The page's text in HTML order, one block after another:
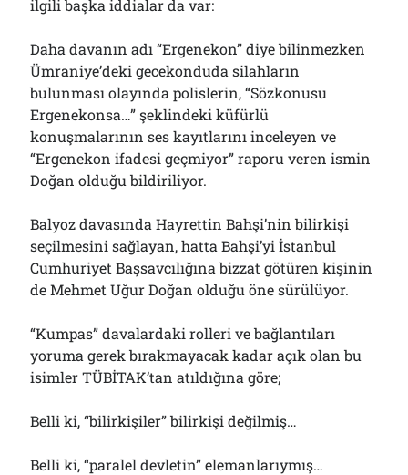
ilgili başka iddialar da var:
Daha davanın adı “Ergenekon” diye bilinmezken
Ümraniye’deki gecekonduda silahların
bulunması olayında polislerin, “Sözkonusu
Ergenekonsa…” şeklindeki küfürlü
konuşmalarının ses kayıtlarını inceleyen ve
“Ergenekon ifadesi geçmiyor” raporu veren ismin
Doğan olduğu bildiriliyor.
Balyoz davasında Hayrettin Bahşi’nin bilirkişi
seçilmesini sağlayan, hatta Bahşi’yi İstanbul
Cumhuriyet Başsavcılığına bizzat götüren kişinin
de Mehmet Uğur Doğan olduğu öne sürülüyor.
“Kumpas” davalardaki rolleri ve bağlantıları
yoruma gerek bırakmayacak kadar açık olan bu
isimler TÜBİTAK’tan atıldığına göre;
Belli ki, “bilirkişiler” bilirkişi değilmiş…
Belli ki, “paralel devletin” elemanlarıymış…